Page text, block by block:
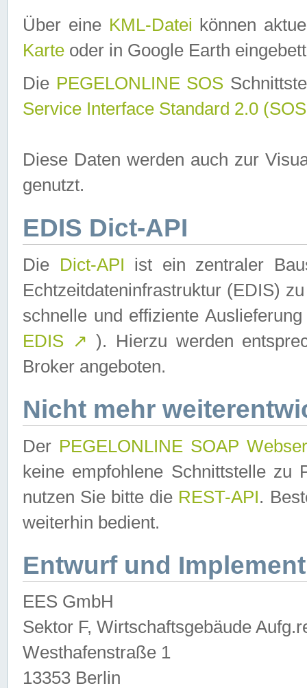
Über eine KML-Datei können
Karte oder in Google Earth
Die PEGELONLINE SOS
Service Interface Standard 2.0
Diese Daten werden auch zur
genutzt.
EDIS Dict-API
Die Dict-API ist ein zentraler
Echtzeitdateninfrastruktur (EDIS)
schnelle und effiziente
EDIS ↗ ). Hierzu werden
Broker angeboten.
Nicht mehr
Der PEGELONLINE SOAP
keine empfohlene Schnittstelle zu
nutzen Sie bitte die REST-API.
weiterhin bedient.
Entwurf und
EES GmbH
Sektor F, Wirtschaftsgebäude
Westhafenstraße 1
13353 Berlin